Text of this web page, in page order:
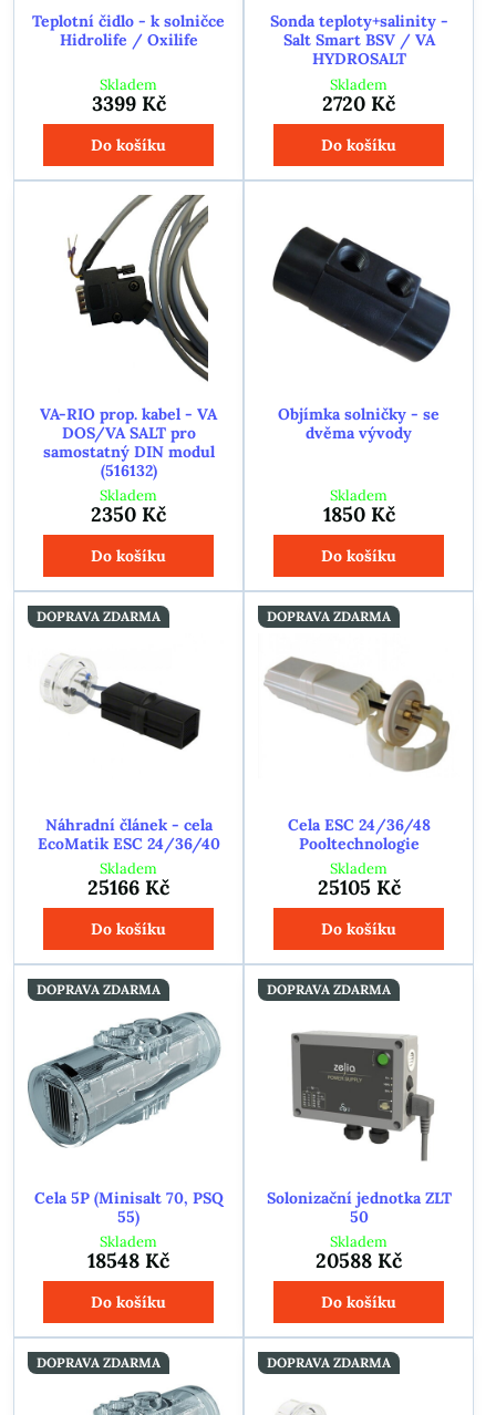
Teplotní čidlo - k solničce
Hidrolife / Oxilife
Skladem
3399 Kč
Do košíku
Sonda teploty+salinity -
Salt Smart BSV / VA
HYDROSALT
Skladem
2720 Kč
Do košíku
VA-RIO prop. kabel - VA
DOS/VA SALT pro
samostatný DIN modul
(516132)
Skladem
2350 Kč
Do košíku
Objímka solničky - se
dvěma vývody
Skladem
1850 Kč
Do košíku
DOPRAVA ZDARMA
Náhradní článek - cela
EcoMatik ESC 24/36/40
Skladem
25166 Kč
Do košíku
DOPRAVA ZDARMA
Cela ESC 24/36/48
Pooltechnologie
Skladem
25105 Kč
Do košíku
DOPRAVA ZDARMA
Cela 5P (Minisalt 70, PSQ
55)
Skladem
18548 Kč
Do košíku
DOPRAVA ZDARMA
Solonizační jednotka ZLT
50
Skladem
20588 Kč
Do košíku
DOPRAVA ZDARMA DOPRAVA ZDARMA